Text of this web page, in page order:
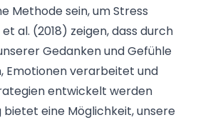
Methode sein, um Stress
al. (2018) zeigen, dass durch
Gedanken und Gefühle
Emotionen verarbeitet und
entwickelt werden
bietet eine Möglichkeit, unsere